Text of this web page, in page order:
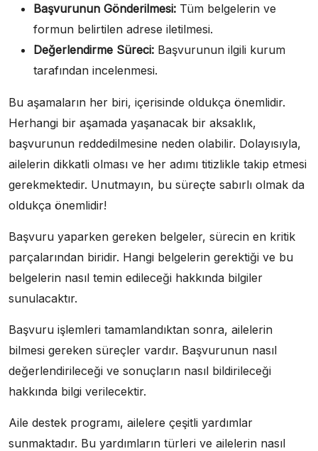
Başvurunun Gönderilmesi: Tüm belgelerin ve
formun belirtilen adrese iletilmesi.
Değerlendirme Süreci: Başvurunun ilgili kurum
tarafından incelenmesi.
Bu aşamaların her biri, içerisinde oldukça önemlidir.
Herhangi bir aşamada yaşanacak bir aksaklık,
başvurunun reddedilmesine neden olabilir. Dolayısıyla,
ailelerin dikkatli olması ve her adımı titizlikle takip etmesi
gerekmektedir. Unutmayın, bu süreçte sabırlı olmak da
oldukça önemlidir!
Başvuru yaparken gereken belgeler, sürecin en kritik
parçalarından biridir. Hangi belgelerin gerektiği ve bu
belgelerin nasıl temin edileceği hakkında bilgiler
sunulacaktır.
Başvuru işlemleri tamamlandıktan sonra, ailelerin
bilmesi gereken süreçler vardır. Başvurunun nasıl
değerlendirileceği ve sonuçların nasıl bildirileceği
hakkında bilgi verilecektir.
Aile destek programı, ailelere çeşitli yardımlar
sunmaktadır. Bu yardımların türleri ve ailelerin nasıl